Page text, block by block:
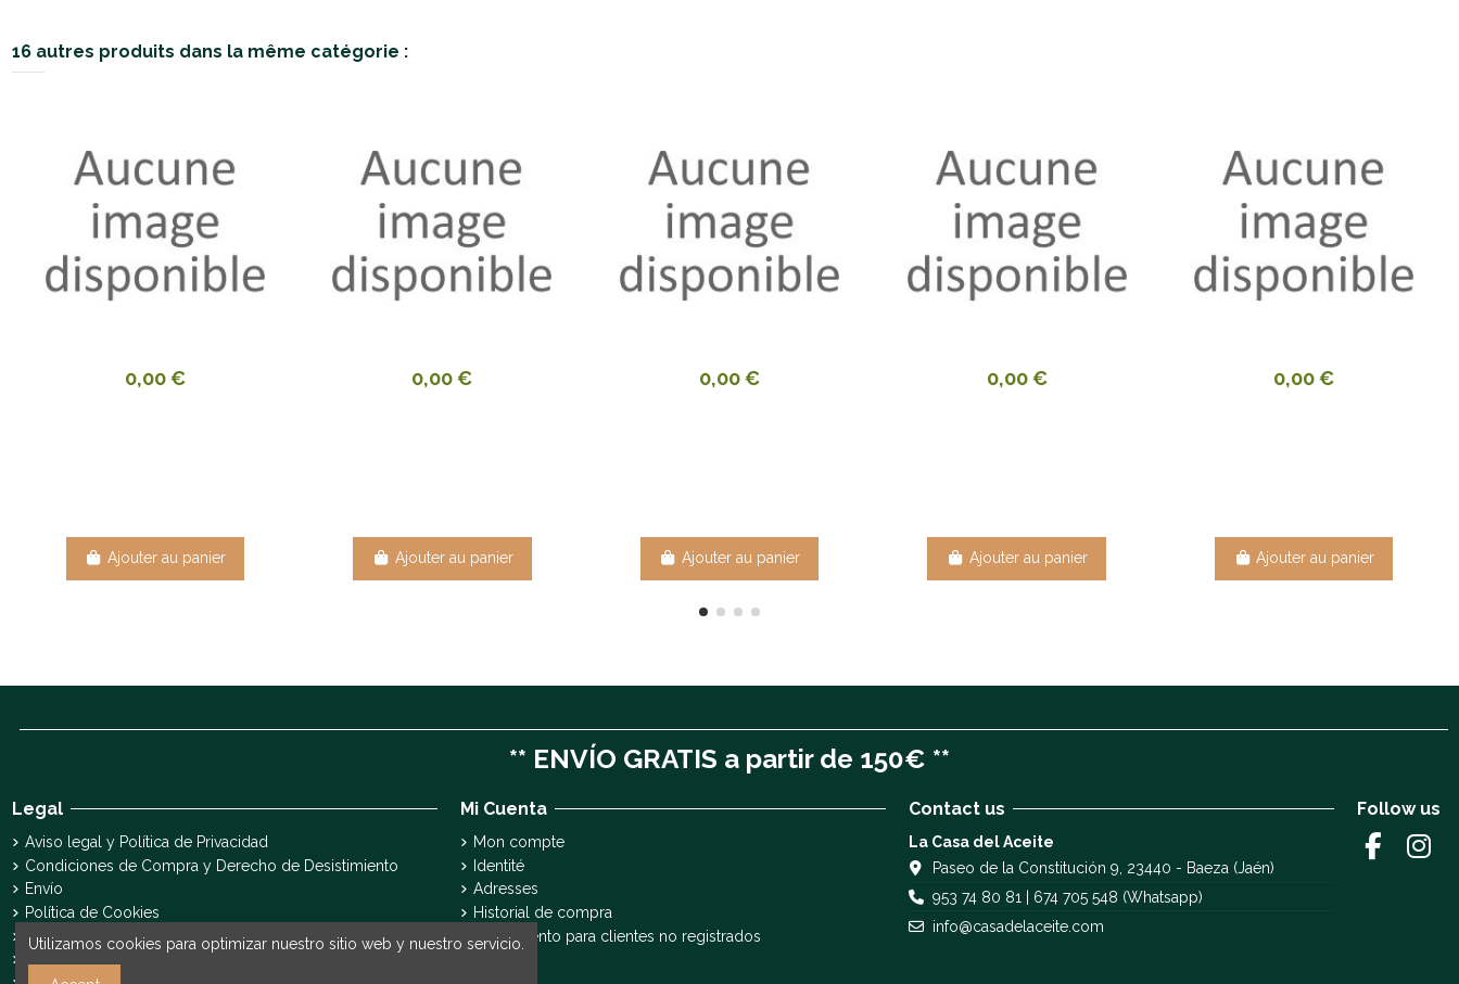
16 autres produits dans la même catégorie :
0,00 €
Ajouter au panier
0,00 €
Ajouter au panier
0,00 €
Ajouter au panier
0,00 €
Ajouter au panier
0,00 €
Ajouter au panier
** ENVÍO GRATIS a partir de 150€ **
Legal
Aviso legal y Política de Privacidad
Condiciones de Compra y Derecho de Desistimiento
Envío
Política de Cookies
Declaración de accesibilidad
Mi Cuenta
Mon compte
Identité
Adresses
Historial de compra
Seguimiento para clientes no registrados
Contact us
La Casa del Aceite
Paseo de la Constitución 9, 23440 - Baeza (Jaén)
953 74 80 81 | 674 705 548 (Whatsapp)
info@casadelaceite.com
Follow us
Utilizamos cookies para optimizar nuestro sitio web y nuestro servicio.